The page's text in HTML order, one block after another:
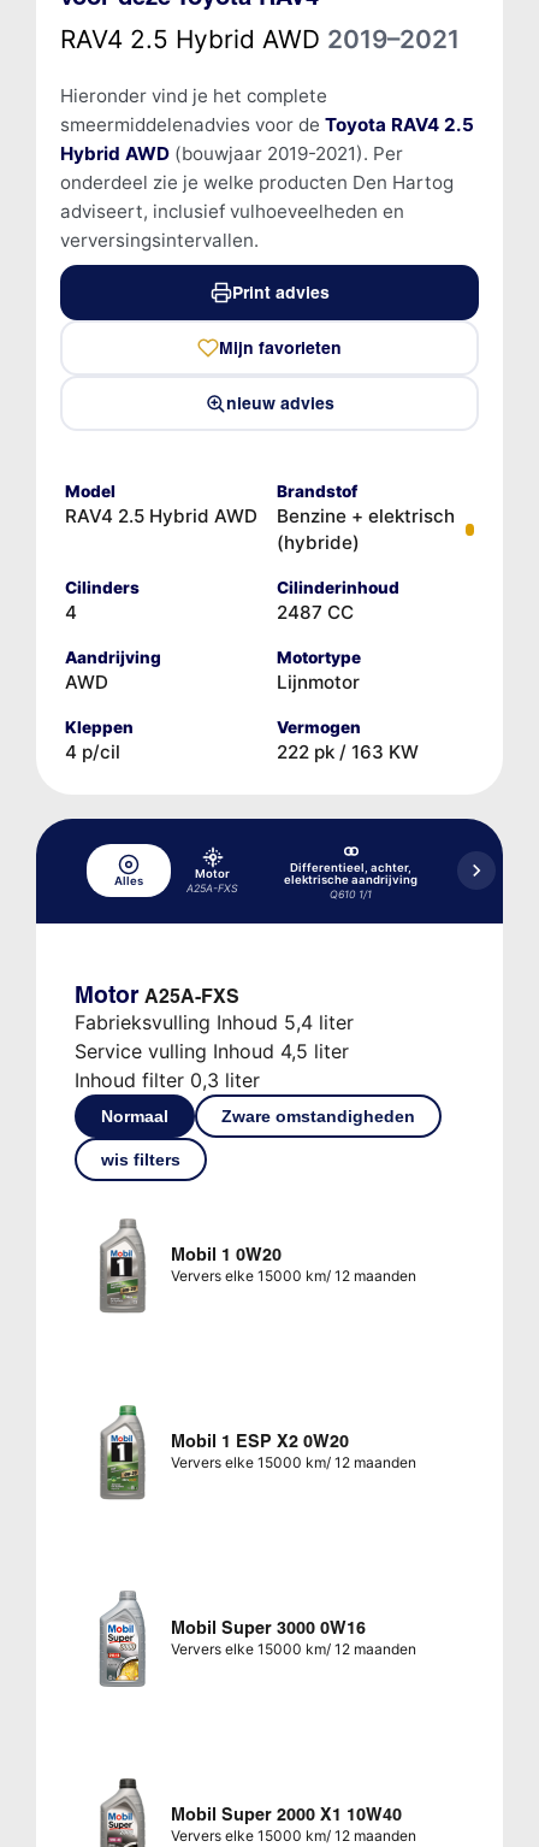
RAV4 2.5 Hybrid AWD 2019–2021
Hieronder vind je het complete
smeermiddelenadvies voor de Toyota RAV4 2.5
Hybrid AWD(bouwjaar 2019-2021). Per
onderdeel zie je welke producten Den Hartog
adviseert, inclusief vulhoeveelheden en
verversingsintervallen.
Print advies
Mijn favorieten
nieuw advies
Model
RAV4 2.5 Hybrid AWD
Brandstof
Benzine + elektrisch
(hybride)
Cilinders
4
Cilinderinhoud
2487 CC
Aandrijving
AWD
Motortype
Lijnmotor
Kleppen
4 p/cil
Vermogen
222 pk / 163 KW
Alles
Motor
A25A-FXS
Differentieel, achter,
elektrische aandrijving
Q610 1/1
Hydraulisch
Motor A25A-FXS
Fabrieksvulling Inhoud 5,4 liter
Service vulling Inhoud 4,5 liter
Inhoud filter 0,3 liter
Normaal Zware omstandigheden
wis filters
Mobil 1 0W20
Ververs elke 15000 km/ 12 maanden
Mobil 1 ESP X2 0W20
Ververs elke 15000 km/ 12 maanden
Mobil Super 3000 0W16
Ververs elke 15000 km/ 12 maanden
Mobil Super 2000 X1 10W40
Ververs elke 15000 km/ 12 maanden